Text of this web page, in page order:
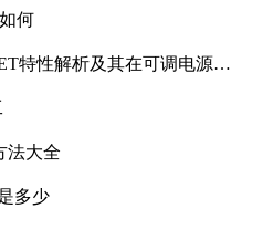
何
特性解析及其在可调电源设
法大全
多少